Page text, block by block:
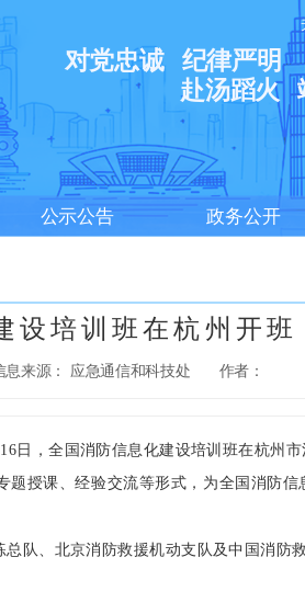
对党忠诚
纪律严明
赴汤蹈火
公示公告 政务公开
设培训班在杭州开班
息来源： 应急通信和科技处 作者：
，全国消防信息化建设培训班在杭州市
课、经验交流等形式，为全国消防信
、北京消防救援机动支队及中国消防